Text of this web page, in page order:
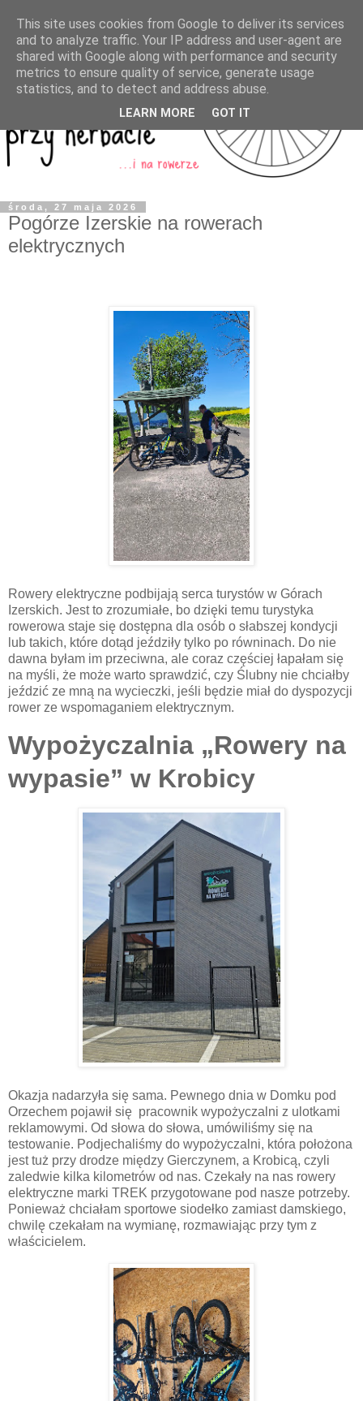
środa, 27 maja 2026
Pogórze Izerskie na rowerach
elektrycznych
Rowery elektryczne podbijają serca turystów w Górach
Izerskich. Jest to zrozumiałe, bo dzięki temu turystyka
rowerowa staje się dostępna dla osób o słabszej kondycji
lub takich, które dotąd jeździły tylko po równinach. Do nie
dawna byłam im przeciwna, ale coraz częściej łapałam się
na myśli, że może warto sprawdzić, czy Ślubny nie chciałby
jeździć ze mną na wycieczki, jeśli będzie miał do dyspozycji
rower ze wspomaganiem elektrycznym.
Wypożyczalnia „Rowery na
wypasie” w Krobicy
Okazja nadarzyła się sama. Pewnego dnia w Domku pod
Orzechem pojawił się pracownik wypożyczalni z ulotkami
reklamowymi. Od słowa do słowa, umówiliśmy się na
testowanie. Podjechaliśmy do wypożyczalni, która położona
jest tuż przy drodze między Gierczynem, a Krobicą, czyli
zaledwie kilka kilometrów od nas. Czekały na nas rowery
elektryczne marki TREK przygotowane pod nasze potrzeby.
Ponieważ chciałam sportowe siodełko zamiast damskiego,
chwilę czekałam na wymianę, rozmawiając przy tym z
właścicielem.
This site uses cookies from Google to deliver its services
and to analyze traffic. Your IP address and user-agent are
shared with Google along with performance and security
metrics to ensure quality of service, generate usage
statistics, and to detect and address abuse.
LEARN MORE GOT IT